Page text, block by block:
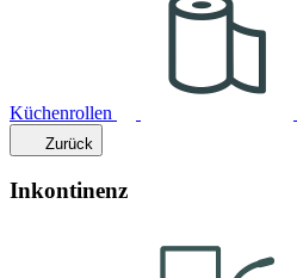
Küchenrollen
Zurück
Inkontinenz